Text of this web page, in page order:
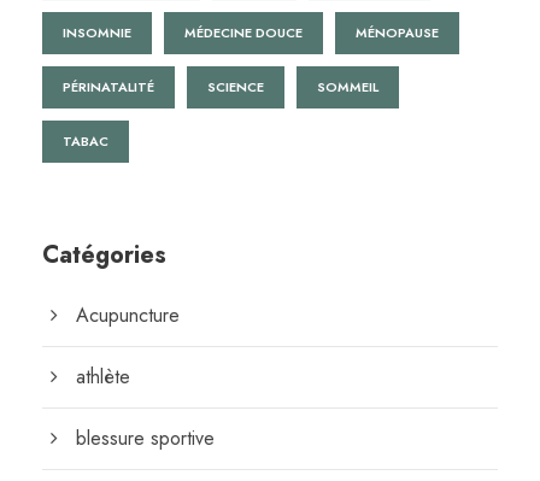
INSOMNIE MÉDECINE DOUCE MÉNOPAUSE
PÉRINATALITÉ SCIENCE SOMMEIL
TABAC
Catégories
Acupuncture
athlète
blessure sportive